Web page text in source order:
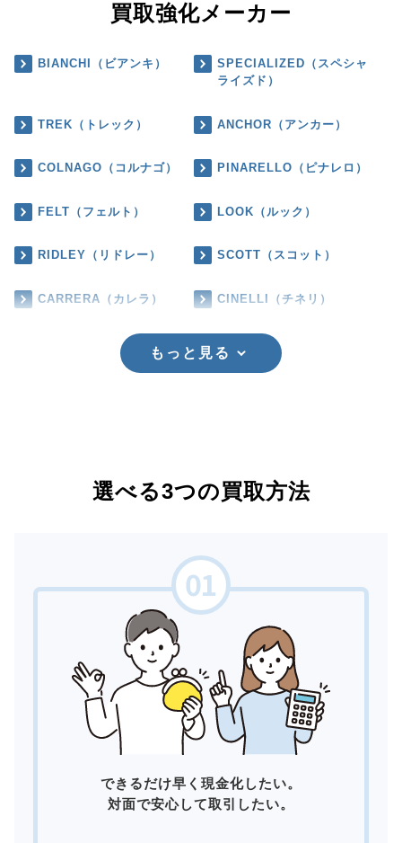
買取強化メーカー
BIANCHI（ビアンキ）
SPECIALIZED（スペシャ
ライズド）
TREK（トレック） ANCHOR（アンカー）
COLNAGO（コルナゴ） PINARELLO（ピナレロ）
FELT（フェルト） LOOK（ルック）
RIDLEY（リドレー） SCOTT（スコット）
CARRERA（カレラ） CINELLI（チネリ）
もっと見る
選べる3つの買取方法
できるだけ早く現金化したい。
対面で安心して取引したい。